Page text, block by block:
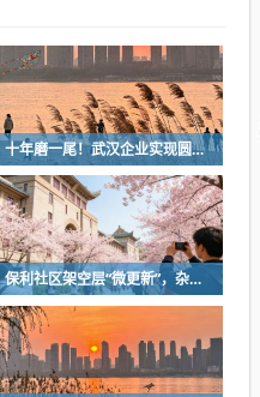
十年磨一尾！武汉企业实现圆口铜鱼规模化繁育
保利社区架空层“微更新”，杂物堆放区变身健身活动室